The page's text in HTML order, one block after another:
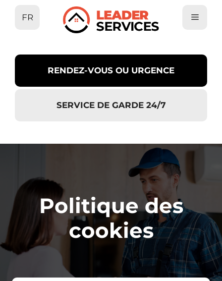
FR
RENDEZ-VOUS OU URGENCE
SERVICE DE GARDE 24/7
Politique des
cookies